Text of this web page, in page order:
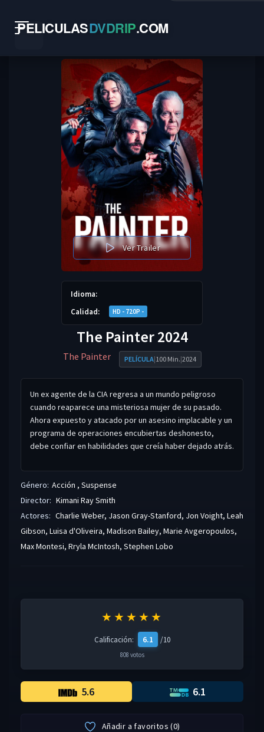
PELICULASDVDRIP.COM
Ver Trailer
Idioma:
Calidad:
HD - 720P -
The Painter 2024
The Painter PELÍCULA|100 Min.|2024
Un ex agente de la CIA regresa a un mundo peligroso
cuando reaparece una misteriosa mujer de su pasado.
Ahora expuesto y atacado por un asesino implacable y un
programa de operaciones encubiertas deshonesto,
debe confiar en habilidades que creía haber dejado atrás.
Género: Acción , Suspense
Director: Kimani Ray Smith
Actores: Charlie Weber, Jason Gray-Stanford, Jon Voight, Leah
Gibson, Luisa d'Oliveira, Madison Bailey, Marie Avgeropoulos,
Max Montesi, Rryla McIntosh, Stephen Lobo
★★★★★
Calificación: 6.1 /10
808 votos
5.6 6.1
Añadir a favoritos (0)